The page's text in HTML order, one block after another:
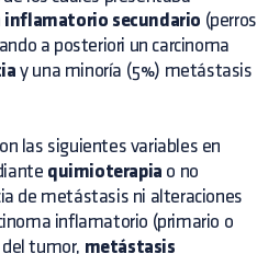
inflamatorio secundario (perros
a posteriori un carcinoma
y una minoría (5%) metástasis
las siguientes variables en
quimioterapia o no
de metástasis ni alteraciones
inflamatorio (primario o
del tumor, metástasis